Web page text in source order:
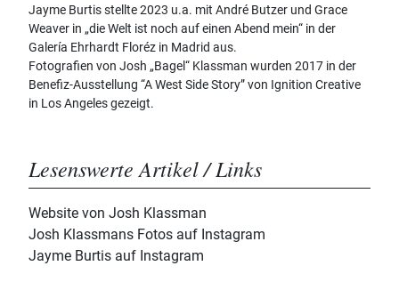
Jayme Burtis stellte 2023 u.a. mit André Butzer und Grace
Weaver in „die Welt ist noch auf einen Abend mein“ in der
Galería Ehrhardt Floréz in Madrid aus.
Fotografien von Josh „Bagel“ Klassman wurden 2017 in der
Benefiz-Ausstellung “A West Side Story” von Ignition Creative
in Los Angeles gezeigt.
Lesenswerte Artikel / Links
Website von Josh Klassman
Josh Klassmans Fotos auf Instagram
Jayme Burtis auf Instagram